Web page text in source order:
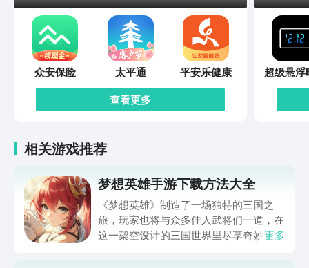
众安保险 太平通
平安乐健康
查看更多
超级悬浮
相关游戏推荐
梦想英雄手游下载方法大全
《梦想英雄》制造了一场独特的三国之
旅，玩家也将与众多佳人武将们一道，在
这一架空设计的三国世界里尽享奇妙冒更多